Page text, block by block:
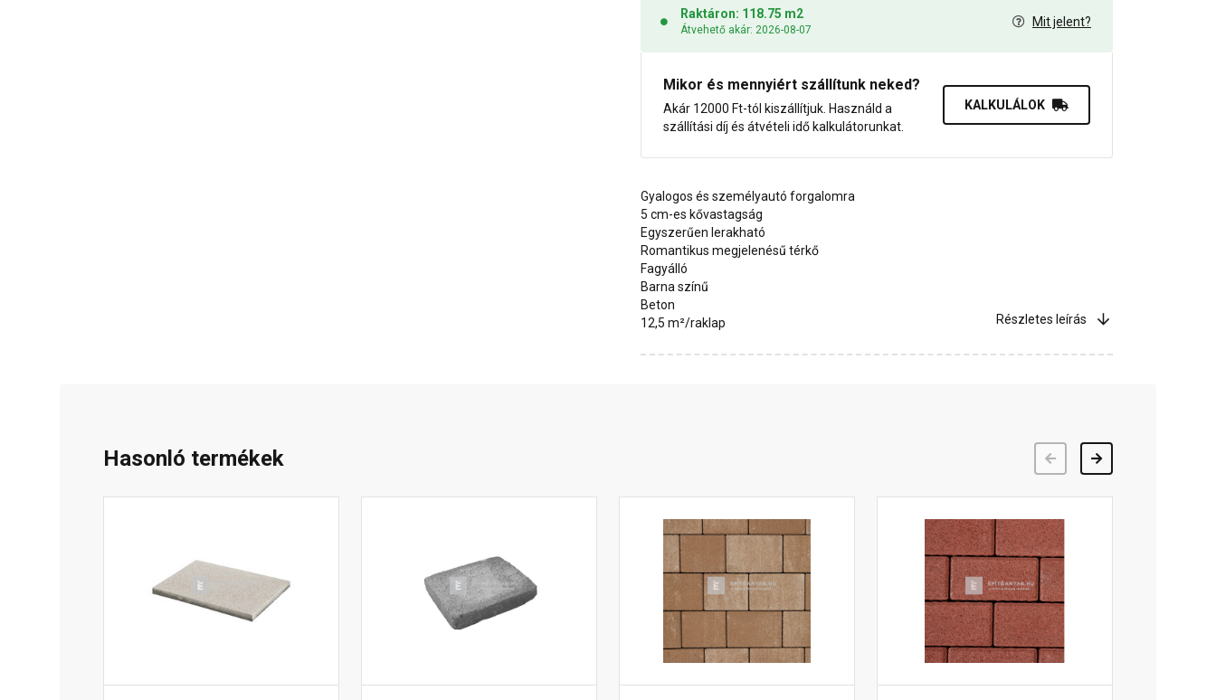
Raktáron: 118.75 m2
Átvehető akár: 2026-08-07
Mit jelent?
Mikor és mennyiért szállítunk neked?
Akár 12000 Ft-tól kiszállítjuk. Használd a
szállítási díj és átvételi idő kalkulátorunkat.
KALKULÁLOK
Gyalogos és személyautó forgalomra
5 cm-es kővastagság
Egyszerűen lerakható
Romantikus megjelenésű térkő
Fagyálló
Barna színű
Beton
12,5 m²/raklap
Részletes leírás
Hasonló termékek